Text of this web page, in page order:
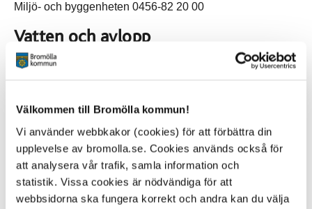
Välkommen till Bromölla kommun!
Vi använder webbkakor (cookies) för att förbättra din
upplevelse av bromolla.se. Cookies används också för
att analysera vår trafik, samla information och
statistik. Vissa cookies är nödvändiga för att
webbsidorna ska fungera korrekt och andra kan du välja
Miljö- och byggenheten 0456-82 20 00
Vatten och avlopp
Som arrangör behöver du se till att det finns vatten av
dricksvattenkvalitet till livsmedelsverksamheterna.Om
för att sedan hämtas av kommunens
renhållningsentreprenör. Spillvatten får inte hällas i
dagvattenbrunnar.
Frågor om vatten och avlopp:
Bromölla Energi och Vatten AB 010-211 97 00 (kontorstid)
010-211 97 90 (övrig tid)